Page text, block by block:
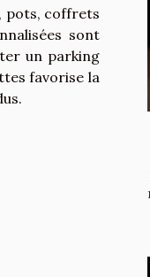
pots, coffrets
sont
un parking
favorise la